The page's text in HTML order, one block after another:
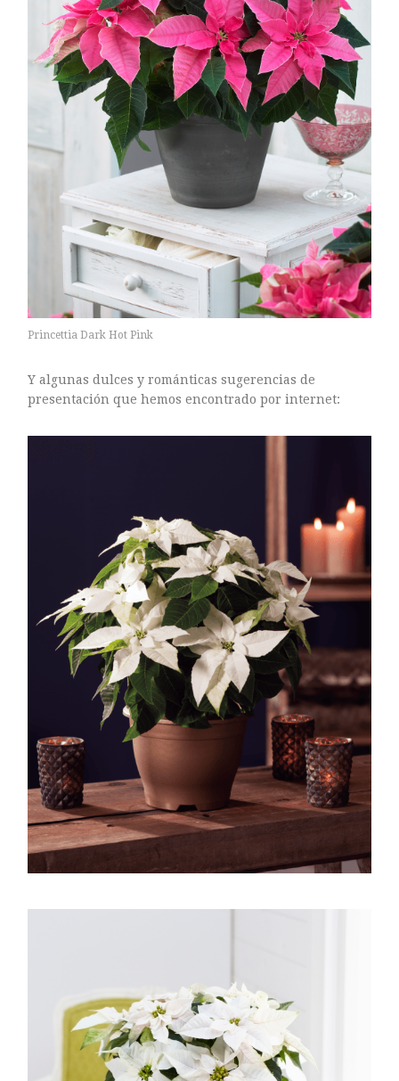
Princettia Dark Hot Pink
Y algunas dulces y románticas sugerencias de
presentación que hemos encontrado por internet: